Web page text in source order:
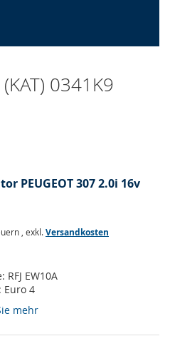
0341K9
PEUGEOT 307 2.0i 16v
, exkl.Versandkosten
RFJ EW10A
Euro 4
mehr